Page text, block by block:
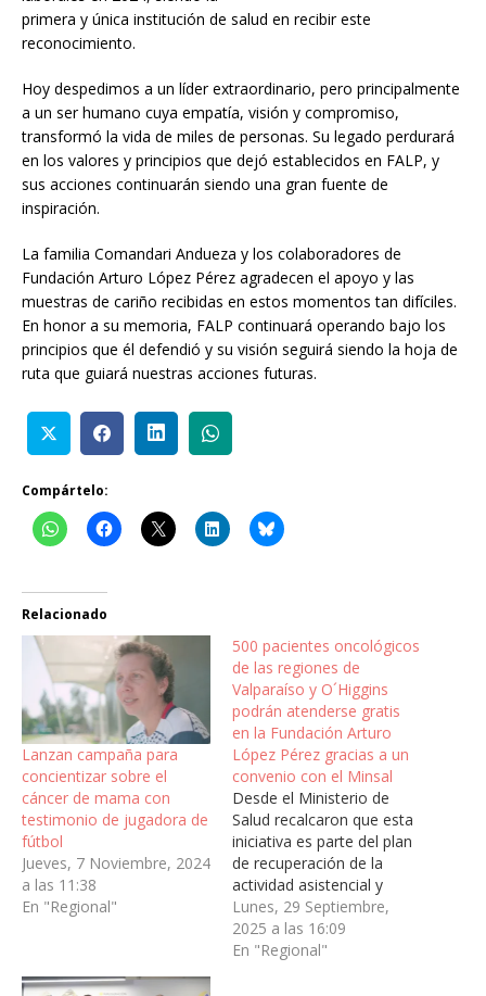
primera y única institución de salud en recibir este
reconocimiento.
Hoy despedimos a un líder extraordinario, pero principalmente
a un ser humano cuya empatía, visión y compromiso,
transformó la vida de miles de personas. Su legado perdurará
en los valores y principios que dejó establecidos en FALP, y
sus acciones continuarán siendo una gran fuente de
inspiración.
La familia Comandari Andueza y los colaboradores de
Fundación Arturo López Pérez agradecen el apoyo y las
muestras de cariño recibidas en estos momentos tan difíciles.
En honor a su memoria, FALP continuará operando bajo los
principios que él defendió y su visión seguirá siendo la hoja de
ruta que guiará nuestras acciones futuras.
Compártelo:
Relacionado
Lanzan campaña para
concientizar sobre el
cáncer de mama con
testimonio de jugadora de
fútbol
Jueves, 7 Noviembre, 2024
a las 11:38
En "Regional"
500 pacientes oncológicos
de las regiones de
Valparaíso y O´Higgins
podrán atenderse gratis
en la Fundación Arturo
López Pérez gracias a un
convenio con el Minsal
Desde el Ministerio de
Salud recalcaron que esta
iniciativa es parte del plan
de recuperación de la
actividad asistencial y
reducción en los tiempos
de espera. El acuerdo se
centrará en cirugías,
Lunes, 29 Septiembre,
2025 a las 16:09
En "Regional"